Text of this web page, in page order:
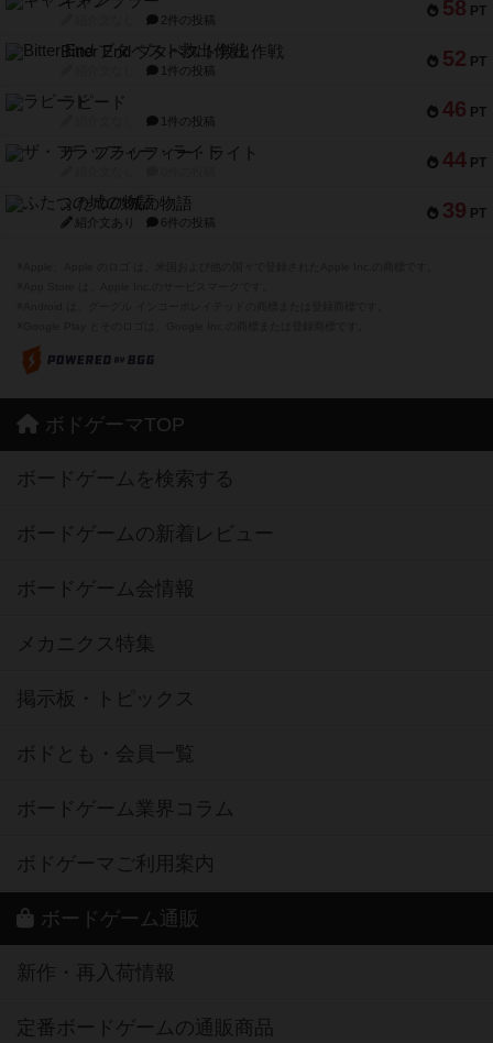
58 PT
2件の投稿
52 PT
Bitter End ブタペスト救出作戦
1件の投稿
46 PT
ラピード
1件の投稿
44 PT
ザ・フラッフィー・ライト
39 PT
ふたつの城の物語
紹介文あり 6件の投稿
ボドゲーマTOP
ボードゲームを検索する
ボードゲームの新着レビュー
ボードゲーム会情報
メカニクス特集
掲示板・トピックス
ボドとも・会員一覧
ボードゲーム業界コラム
ボドゲーマご利用案内
ボードゲーム通販
新作・再入荷情報
定番ボードゲームの通販商品